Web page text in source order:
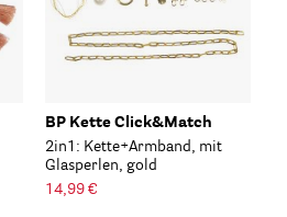
BP Kette Click&Match
2in1: Kette+Armband, mit
Glasperlen, gold
14,99 €